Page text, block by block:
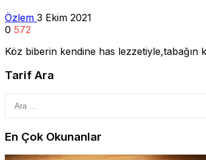
Özlem 3 Ekim 2021
0 572
Köz biberin kendine has
Tarif Ara
En Çok Okunanlar